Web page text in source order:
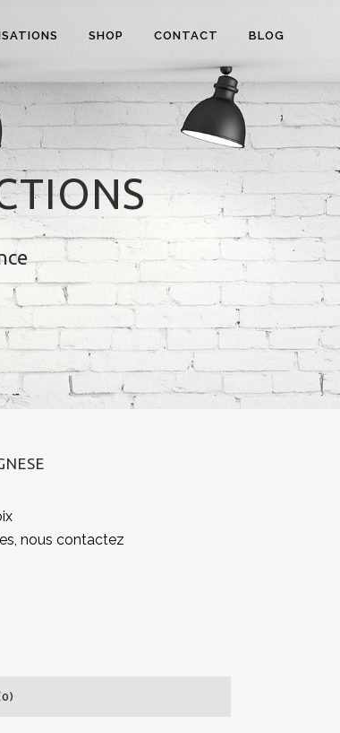
SHOP CONTACT BLOG
nous contactez